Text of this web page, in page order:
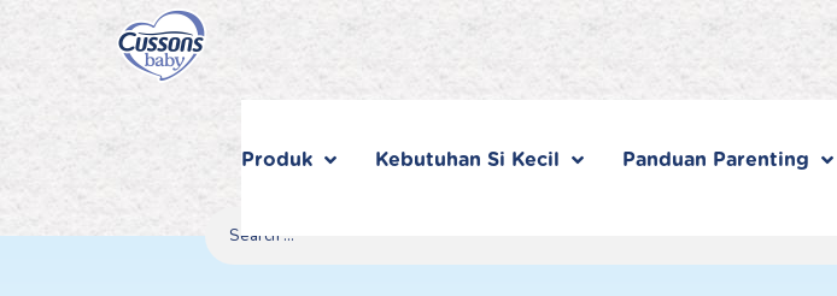
Produk Kebutuhan Si Kecil Panduan Parenting